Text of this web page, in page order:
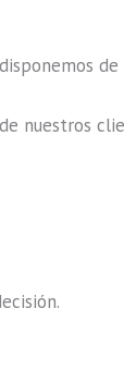
nuestros